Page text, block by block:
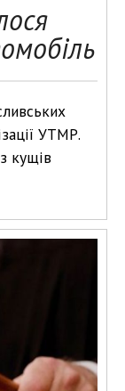
УТМР.
кущів